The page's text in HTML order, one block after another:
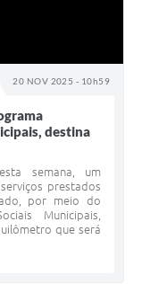
20 NOV 2025 - 10h59
destina
semana, um
prestados
por meio do
Municipais,
que será